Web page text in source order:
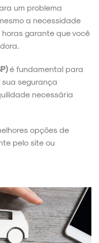
um problema
a necessidade
garante que você
é fundamental para
segurança
necessária
opções de
pelo site ou